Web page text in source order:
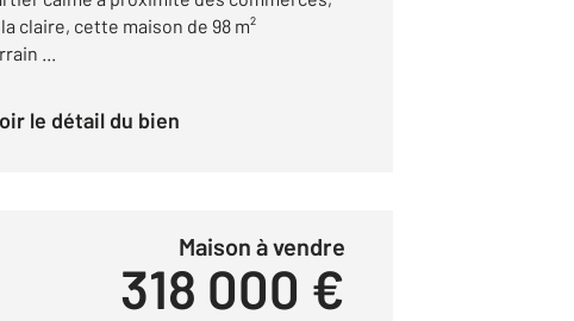
claire, cette maison de 98 m²
...
Voir le détail du bien
Maison à vendre
318 000 €